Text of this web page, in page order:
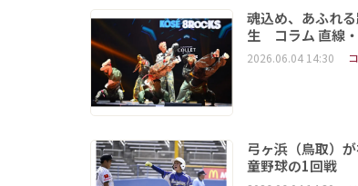
魂込め、あふれ
生 コラム 直線・
2026.06.04 14:30
弓ヶ浜（鳥取）
童野球の1回戦